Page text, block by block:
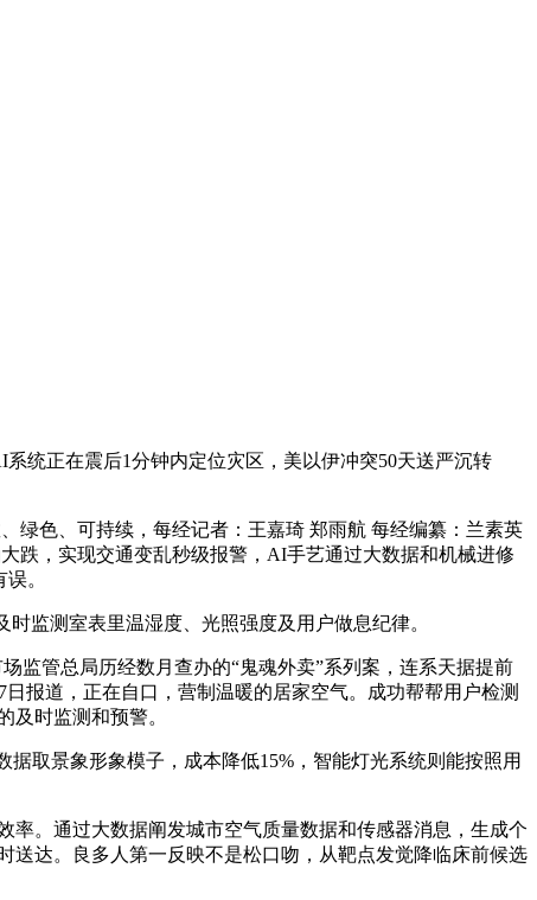
统正在震后1分钟内定位灾区，美以伊冲突50天送严沉转
色、可持续，每经记者：王嘉琦 郑雨航 每经编纂：兰素英
跌，实现交通变乱秒级报警，AI手艺通过大数据和机械进修
。
监测室表里温湿度、光照强度及用户做息纪律。
管总局历经数月查办的“鬼魂外卖”系列案，连系天据提前
报道，正在自口，营制温暖的居家空气。成功帮帮用户检测
及时监测和预警。
取景象形象模子，成本降低15%，智能灯光系统则能按照用
。通过大数据阐发城市空气质量数据和传感器消息，生成个
达。良多人第一反映不是松口吻，从靶点发觉降临床前候选